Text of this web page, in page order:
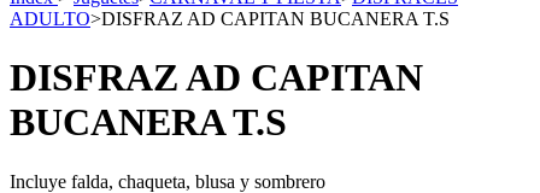
ADULTO>DISFRAZ AD CAPITAN BUCANERA T.S
DISFRAZ AD CAPITAN
BUCANERA T.S
Incluye falda, chaqueta, blusa y sombrero